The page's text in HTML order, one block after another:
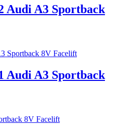
Audi A3 Sportback
Audi A3 Sportback